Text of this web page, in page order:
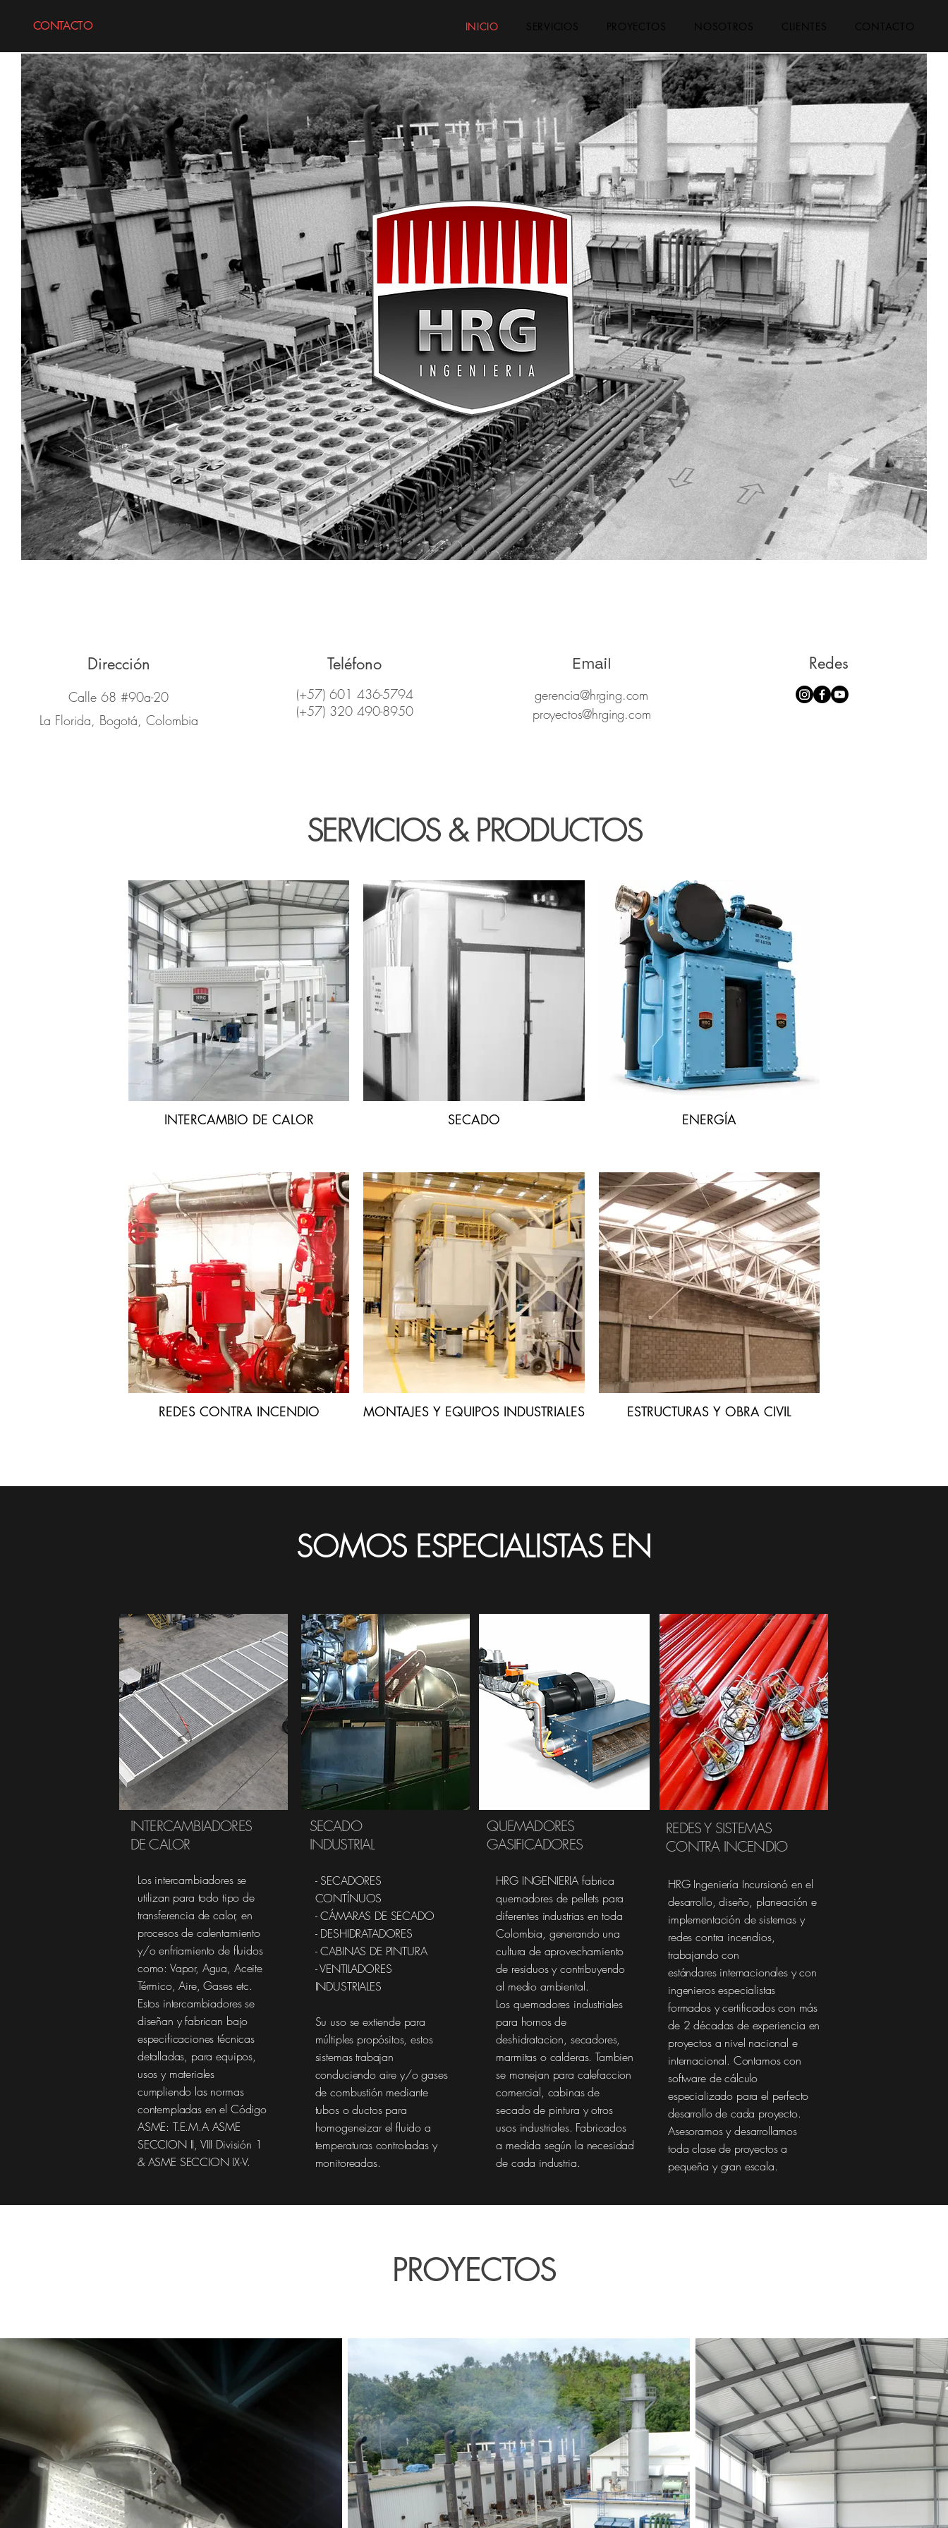
CONTACTO INICIO SERVICIOS PROYECTOS NOSOTROS CLIENTES CONTACTO
Dirección
Calle 68 #90a-20
La Florida, Bogotá, Colombia
Teléfono
(+57) 601 436-5794
(+57) 320 490-8950
Email
gerencia@hrging.com
proyectos@hrging.com
Redes
SERVICIOS & PRODUCTOS
INTERCAMBIO DE CALOR SECADO ENERGÍA
REDES CONTRA INCENDIO MONTAJES Y EQUIPOS INDUSTRIALES ESTRUCTURAS Y OBRA CIVIL
SOMOS ESPECIALISTAS EN
INTERCAMBIADORES
DE CALOR
Los intercambiadores se
utilizan para todo tipo de
transferencia de calor, en
procesos de calentamiento
y/o enfriamiento de fluidos
como: Vapor, Agua, Aceite
Térmico, Aire, Gases etc.​
Estos intercambiadores se
diseñan y fabrican bajo
especificaciones técnicas
detalladas, para equipos,
usos y materiales
cumpliendo las normas
contempladas en el Código
ASME: T.E.M.A ASME
SECCION II, VIII División 1
& ASME SECCION IX-V.
SECADO
INDUSTRIAL
- SECADORES
CONTÍNUOS
- CÁMARAS DE SECADO
- DESHIDRATADORES
- CABINAS DE PINTURA
- VENTILADORES
INDUSTRIALES
Su uso se extiende para
múltiples propósitos, estos
sistemas trabajan
conduciendo aire y/o gases
de combustión mediante
tubos o ductos para
homogeneizar el fluido a
temperaturas controladas y
monitoreadas.
QUEMADORES
GASIFICADORES
HRG INGENIERIA fabrica
quemadores de pellets para
diferentes industrias en toda
Colombia, generando una
cultura de aprovechamiento
de residuos y contribuyendo
al medio ambiental.
Los quemadores industriales
para hornos de
deshidratacion, secadores,
marmitas o calderas. Tambien
se manejan para calefaccion
comercial, cabinas de
secado de pintura y otros
usos industriales. Fabricados
a medida según la necesidad
de cada industria.
REDES Y SISTEMAS
CONTRA INCENDIO
HRG Ingeniería Incursionó en el
desarrollo, diseño, planeación e
implementación de sistemas y
redes contra incendios,
trabajando con
estándaresinternacionales y con
ingenieros especialistas
formados y certificados con más
de 2décadas de experiencia en
proyectos a nivel nacional e
internacional. Contamos con
software de cálculo
especializado para el perfecto
desarrollo de cada proyecto.
Asesoramos y desarrollamos
toda clase de proyectos a
pequeña y gran escala.
PROYECTOS